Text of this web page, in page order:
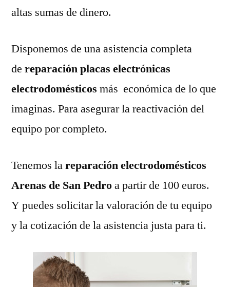
altas sumas de dinero.
Disponemos de una asistencia completa
de reparación placas electrónicas
electrodomésticos más económica de lo que
imaginas. Para asegurar la reactivación del
equipo por completo.
Tenemos lareparación electrodomésticos
Arenas de San Pedroa partir de 100 euros.
Y puedes solicitar la valoración de tu equipo
y la cotización de la asistencia justa para ti.